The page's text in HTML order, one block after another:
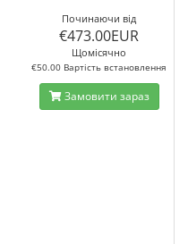
Починаючи від
€473.00EUR
Щомісячно
€50.00 Вартість встановлення
Замовити зараз